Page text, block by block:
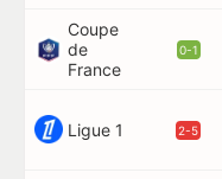
Coupe
de
France
0-1
Ligue 1 2-5